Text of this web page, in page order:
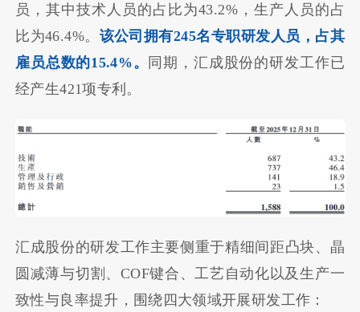
员，其中技术人员的占比为43.2%，生产人员的占
比为46.4%。 该公司拥有245名专职研发人员，占其
雇员总数的15.4%。
同期，汇成股份的研发工作已
经产生421项专利。
汇成股份的研发工作主要侧重于精细间距凸块、晶
圆减薄与切割、COF键合、工艺自动化以及生产一
致性与良率提升，围绕四大领域开展研发工作：